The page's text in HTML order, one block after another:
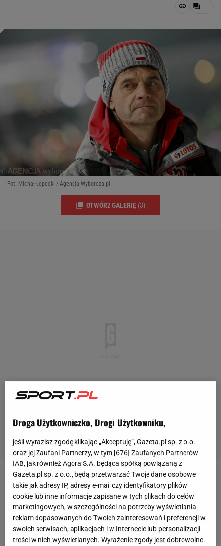
Fot. Michał Łepecki / Agencja Wyborcza.pl
OTWÓRZ GALERIĘ (3)
Od ostatniego weekendu trwa nieformalna wojna
pomiędzy polskim i niemieckim obozemskoków
narciarskich. Do zaognienia sytuacji doszło po
sobotnim jednoseryjnym konkursie wWillingen.
Niedługo po zakończeniu zawodów FIS opublikował
Droga Użytkowniczko, Drogi Użytkowniku,
jeśli wyrazisz zgodę klikając „Akceptuję”, Gazeta.pl sp. z o.o.
oraz jej Zaufani Partnerzy, w tym [676] Zaufanych Partnerów
IAB, jak również Agora S.A. będąca spółką powiązaną z
Gazeta.pl sp. z o.o., będą przetwarzać Twoje dane osobowe
takie jak adresy IP, adresy e-mail czy identyfikatory plików
cookie lub inne informacje zapisane w tych plikach do celów
marketingowych, w szczególności na potrzeby wyświetlania
reklam dopasowanych do Twoich zainteresowań i preferencji w
swoich serwisach, aplikacjach i w Internecie lub personalizacji
treści w nich wyświetlanych. Wyrażenie zgody jest dobrowolne.